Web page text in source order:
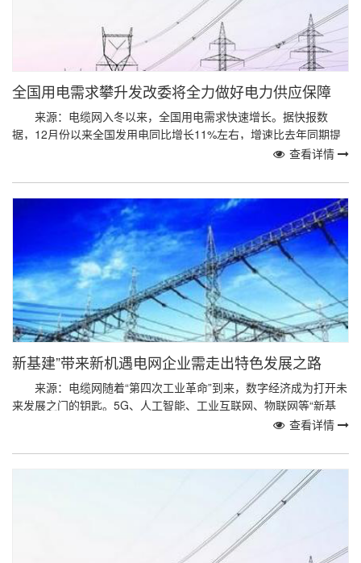
全国用电需求攀升发改委将全力做好电力供应保障
来源：电缆网入冬以来，全国用电需求快速增长。据快报数
据，12月份以来全国发用电同比增长11%左右，增速比去年同期提
查看详情
新基建”带来新机遇电网企业需走出特色发展之路
来源：电缆网随着“第四次工业革命”到来，数字经济成为打开未
来发展之门的钥匙。5G、人工智能、工业互联网、物联网等“新基
查看详情